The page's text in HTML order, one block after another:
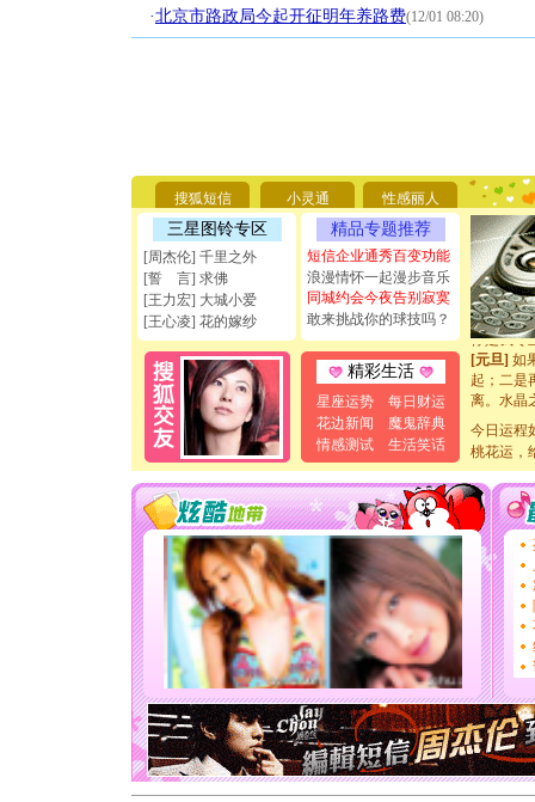
·北京市路政局今起开征明年养路费(12/01 08:20)
搜狐短信 小灵通 性感丽人
三星图铃专区
[周杰伦] 千里之外
[誓 言] 求佛
[王力宏] 大城小爱
[王心凌] 花的嫁纱
精品专题推荐
短信企业通秀百变功能
浪漫情怀一起漫步音乐
同城约会今夜告别寂寞
敢来挑战你的球技吗？
精彩生活
星座运势
每日财运
花边新闻
魔鬼辞典
情感测试
生活笑话
[圣诞节]
能正大光
天都要快
[圣诞节]
如意,快
[元旦]看
断电。爱
你是我专
[元旦] 如
起；二是
离。水晶
[元旦] 当
泣，这痛
卖了。水
[春节]风
颜！冬去
道一声
[春节]传
片叶子
送你一
[圣诞节]
你太多
要平安
[圣诞节]
能正大
天都要快
[圣诞节]
如意,快
[元旦]看
断电。爱
你是我专
今日运程
桃花运，